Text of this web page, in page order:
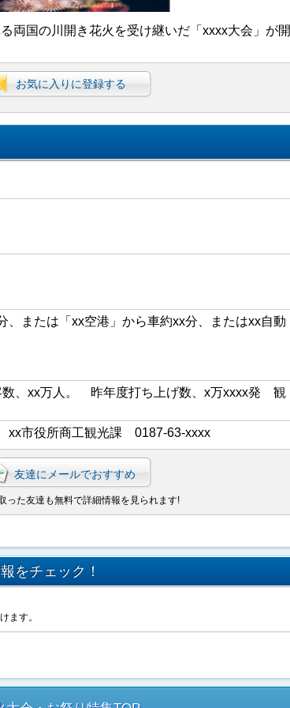
両国の川開き花火を受け継いだ「xxxx大会」が開
お気に入りに登録する
、または「xx空港」から車約xx分、またはxx自動
、xx万人。 昨年度打ち上げ数、x万xxxx発 観
xx市役所商工観光課 0187-63-xxxx
友達にメールでおすすめ
った友達も無料で詳細情報を見られます!
をチェック！
ます。